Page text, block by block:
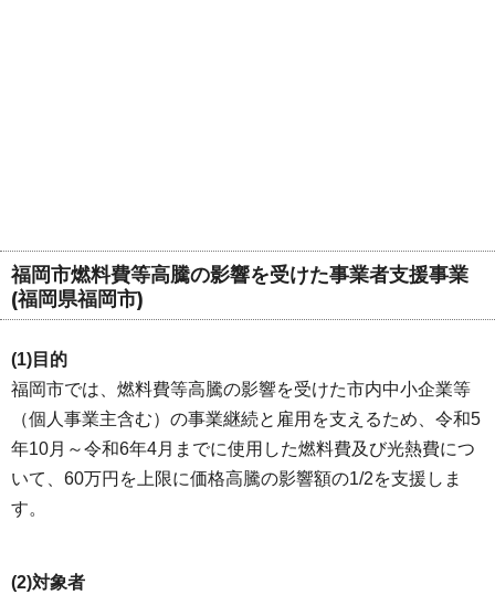
福岡市燃料費等高騰の影響を受けた事業者支援事業
(福岡県福岡市)
(1)目的
福岡市では、燃料費等高騰の影響を受けた市内中小企業等
（個人事業主含む）の事業継続と雇用を支えるため、令和5
年10月～令和6年4月までに使用した燃料費及び光熱費につ
いて、60万円を上限に価格高騰の影響額の1/2を支援しま
す。
(2)対象者